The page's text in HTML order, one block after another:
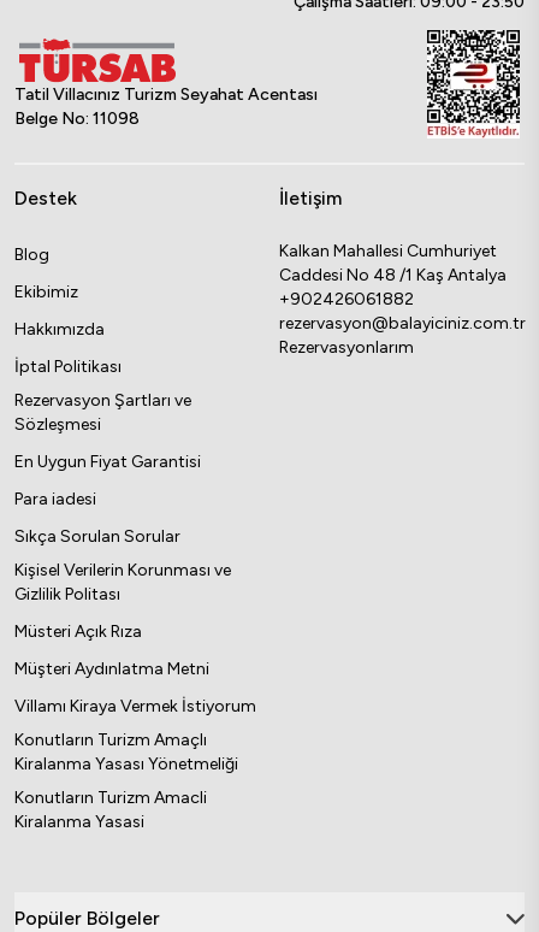
Tatil Villacınız Turizm Seyahat Acentası
Belge No: 11098
Destek
Blog
Ekibimiz
Hakkımızda
İptal Politikası
Rezervasyon Şartları ve
Sözleşmesi
En Uygun Fiyat Garantisi
Para iadesi
Sıkça Sorulan Sorular
Kişisel Verilerin Korunması ve
Gizlilik Politası
Müsteri Açık Rıza
Müşteri Aydınlatma Metni
Villamı Kiraya Vermek İstiyorum
Konutların Turizm Amaçlı
Kiralanma Yasası Yönetmeliği
Konutların Turizm Amacli
Kiralanma Yasasi
İletişim
Kalkan Mahallesi Cumhuriyet
Caddesi No 48 /1 Kaş Antalya
+902426061882
rezervasyon@balayiciniz.com.tr
Rezervasyonlarım
Popüler Bölgeler